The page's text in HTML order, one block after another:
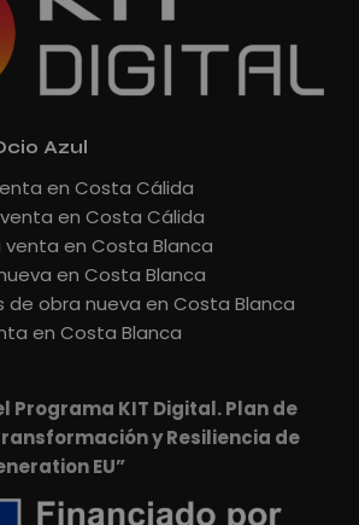
Azul
en Costa Cálida
en Costa Cálida
venta en Costa Blanca
en Costa Blanca
obra nueva en Costa Blanca
en Costa Blanca
Programa KIT Digital. Plan de
y Resiliencia de
EU”